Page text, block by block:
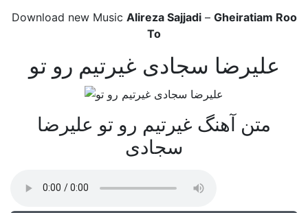
Download new Music Alireza Sajjadi– Gheiratiam Roo
To
علیرضا سجادی غیرتیم رو تو
متن آهنگ غیرتیم رو تو علیرضا
سجادی